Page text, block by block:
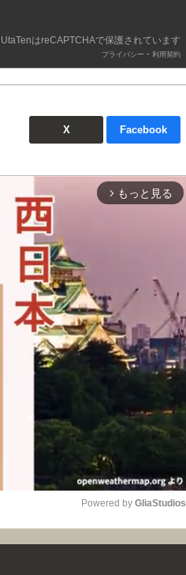
UtaTenはreCAPTCHAで保護されています
プライバシー - 利用契約
X Facebook
arrow_forward_ios もっと見る
Mute
Powered by GliaStudios